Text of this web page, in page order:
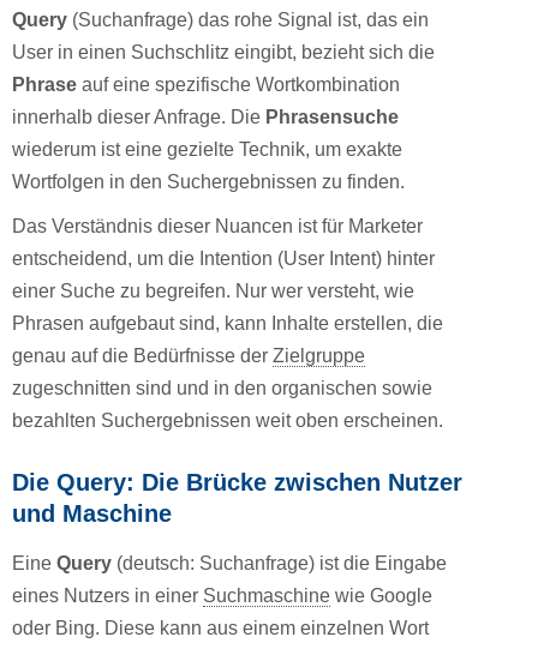
Query (Suchanfrage) das rohe Signal ist, das ein
User in einen Suchschlitz eingibt, bezieht sich die
Phrase auf eine spezifische Wortkombination
innerhalb dieser Anfrage. Die Phrasensuche
wiederum ist eine gezielte Technik, um exakte
Wortfolgen in den Suchergebnissen zu finden.
Das Verständnis dieser Nuancen ist für Marketer
entscheidend, um die Intention (User Intent) hinter
einer Suche zu begreifen. Nur wer versteht, wie
Phrasen aufgebaut sind, kann Inhalte erstellen, die
genau auf die Bedürfnisse der Zielgruppe
zugeschnitten sind und in den organischen sowie
bezahlten Suchergebnissen weit oben erscheinen.
Die Query: Die Brücke zwischen Nutzer
und Maschine
Eine Query (deutsch: Suchanfrage) ist die Eingabe
eines Nutzers in einer Suchmaschine wie Google
oder Bing. Diese kann aus einem einzelnen Wort